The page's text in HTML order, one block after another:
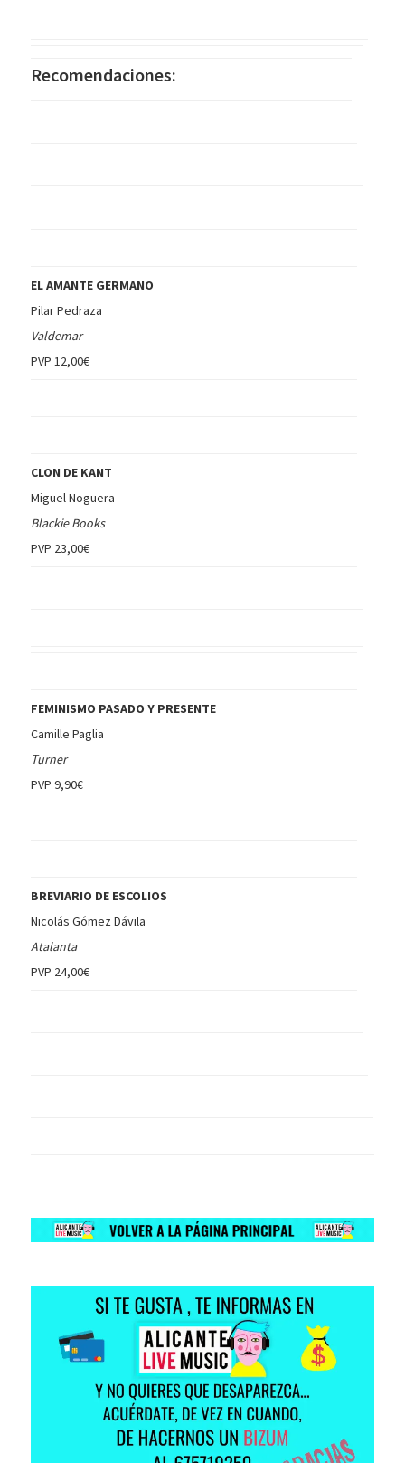
Recomendaciones:
EL AMANTE GERMANO
Pilar Pedraza
Valdemar
PVP 12,00€
CLON DE KANT
Miguel Noguera
Blackie Books
PVP 23,00€
FEMINISMO PASADO Y PRESENTE
Camille Paglia
Turner
PVP 9,90€
BREVIARIO DE ESCOLIOS
Nicolás Gómez Dávila
Atalanta
PVP 24,00€